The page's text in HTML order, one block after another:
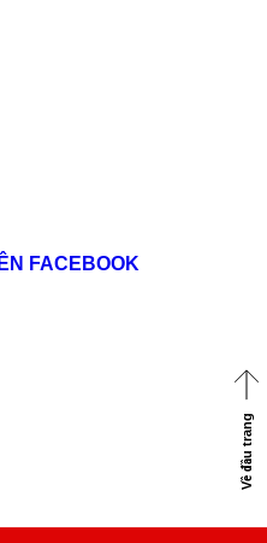
FACEBOOK
Về đầu trang